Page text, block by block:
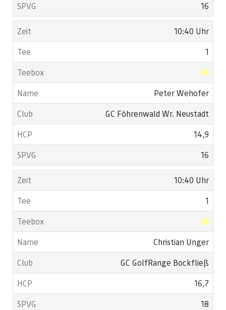
16
10:40 Uhr
1
Peter Wehofer
GC Föhrenwald Wr. Neustadt
14,9
16
10:40 Uhr
1
Christian Unger
GC GolfRange Bockfließ
16,7
18